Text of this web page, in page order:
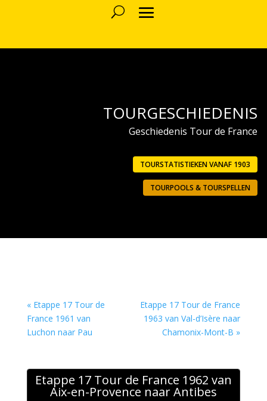
TOURGESCHIEDENIS
Geschiedenis Tour de France
TOURSTATISTIEKEN VANAF 1903
TOURPOOLS & TOURSPELLEN
« Etappe 17 Tour de
France 1961 van
Luchon naar Pau
Etappe 17 Tour de France
1963 van Val-d’Isère naar
Chamonix-Mont-B »
Etappe 17 Tour de France 1962 van
Aix-en-Provence naar Antibes